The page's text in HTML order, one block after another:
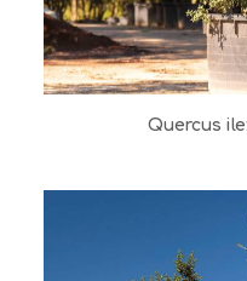
Quercus